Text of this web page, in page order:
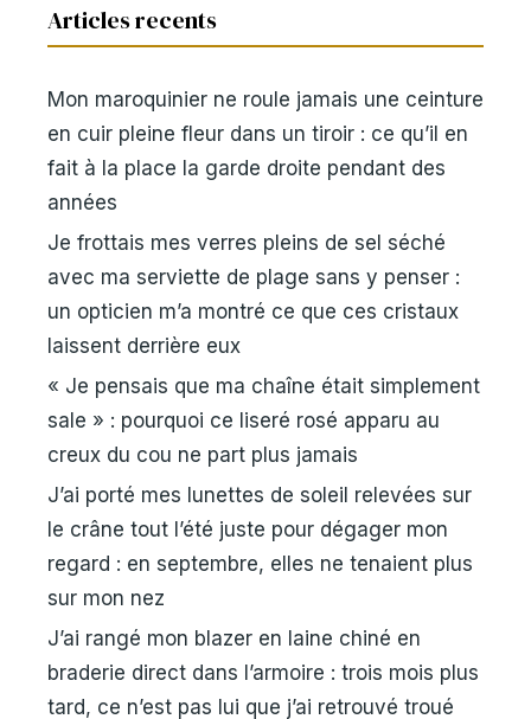
Articles recents
Mon maroquinier ne roule jamais une ceinture
en cuir pleine fleur dans un tiroir : ce qu’il en
fait à la place la garde droite pendant des
années
Je frottais mes verres pleins de sel séché
avec ma serviette de plage sans y penser :
un opticien m’a montré ce que ces cristaux
laissent derrière eux
« Je pensais que ma chaîne était simplement
sale » : pourquoi ce liseré rosé apparu au
creux du cou ne part plus jamais
J’ai porté mes lunettes de soleil relevées sur
le crâne tout l’été juste pour dégager mon
regard : en septembre, elles ne tenaient plus
sur mon nez
J’ai rangé mon blazer en laine chiné en
braderie direct dans l’armoire : trois mois plus
tard, ce n’est pas lui que j’ai retrouvé troué